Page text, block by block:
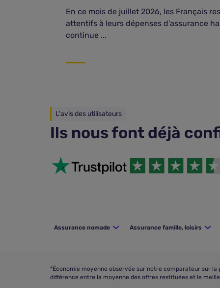
En ce mois de juillet 2026, les Français
attentifs à leurs dépenses d’assurance
continue ...
L'avis des utilisateurs
Ils nous font déjà
Assurance nomade Assurance famille, loisirs
*Économie moyenne observée sur notre comparateur sur
différence entre la moyenne des offres restituées et le